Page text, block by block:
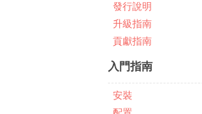
發行說明
升級指南
貢獻指南
入門指南
安裝